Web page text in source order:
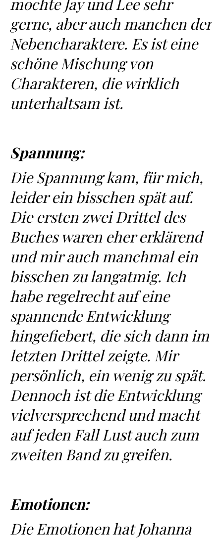
gerne, aber auch manchen der
Nebencharaktere. Es ist eine
schöne Mischung von
Charakteren, die wirklich
unterhaltsam ist.
Spannung:
Die Spannung kam, für mich,
leider ein bisschen spät auf.
Die ersten zwei Drittel des
Buches waren eher erklärend
und mir auch manchmal ein
bisschen zu langatmig. Ich
habe regelrecht auf eine
spannende Entwicklung
hingefiebert, die sich dann im
letzten Drittel zeigte. Mir
persönlich, ein wenig zu spät.
Dennoch ist die Entwicklung
vielversprechend und macht
auf jeden Fall Lust auch zum
zweiten Band zu greifen.
Emotionen:
Die Emotionen hat Johanna